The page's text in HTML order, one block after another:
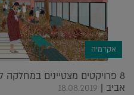
אקדמיה
8 פרויקטים מצטיינים
אביב | 18.08.2019